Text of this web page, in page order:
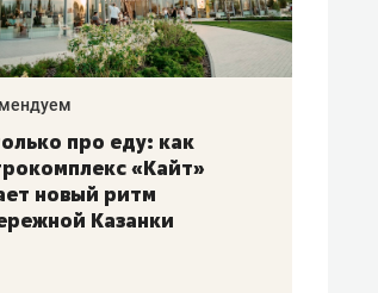
про еду: как
«Кайт»
новый ритм
Казанки